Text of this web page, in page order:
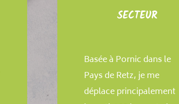
SECTEUR
Basée à Pornic dans le
Pays de Retz, je me
déplace principalement